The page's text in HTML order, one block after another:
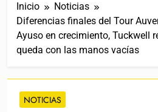
Inicio
Noticias
Diferencias finales del Tour
Ayuso en crecimiento, Tuckwell
queda con las manos vacías
NOTICIAS